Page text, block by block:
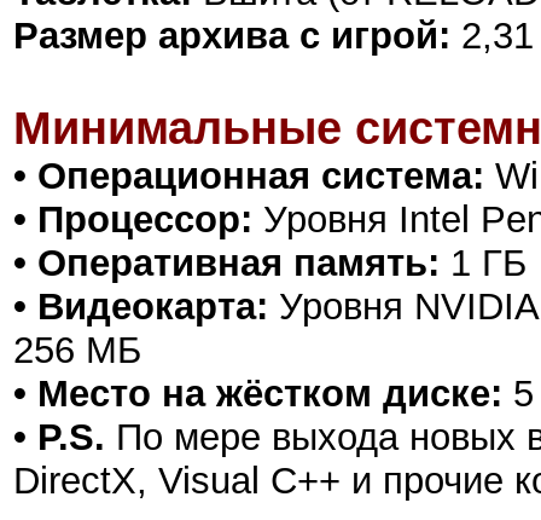
Размер архива с игрой:
Минимальные
• Операционная система:
• Процессор: Уровня Intel
• Оперативная память: 1 ГБ
• Видеокарта: Уровня
256 МБ
• Место на жёстком диске:
• P.S. По мере выхода новых
DirectX, Visual C++ и прочие